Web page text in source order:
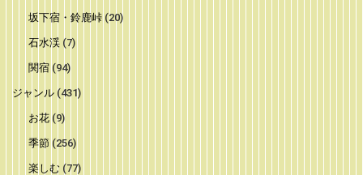
坂下宿・鈴鹿峠(20)
石水渓(7)
関宿(94)
ジャンル (431)
お花(9)
季節 (256)
楽しむ (77)